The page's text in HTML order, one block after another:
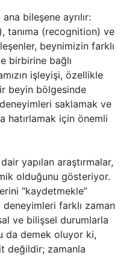
bileşene ayrılır:
tanıma (recognition) ve
beynimizin farklı
birbirine bağlı
işleyişi, özellikle
beyin bölgesinde
saklamak ve
hatırlamak için önemli
yapılan araştırmalar,
olduğunu gösteriyor.
“kaydetmekle”
farklı zaman
ve bilişsel durumlarla
da demek oluyor ki,
değildir; zamanla